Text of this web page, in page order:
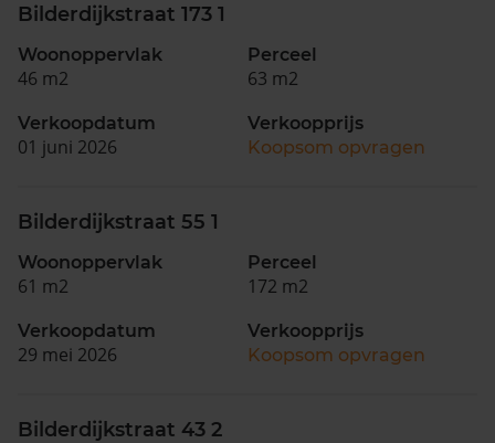
Bilderdijkstraat 173 1
Woonoppervlak
46 m2
Perceel
63 m2
Verkoopdatum
01 juni 2026
Verkoopprijs
Koopsom opvragen
Bilderdijkstraat 55 1
Woonoppervlak
61 m2
Perceel
172 m2
Verkoopdatum
29 mei 2026
Verkoopprijs
Koopsom opvragen
Bilderdijkstraat 43 2